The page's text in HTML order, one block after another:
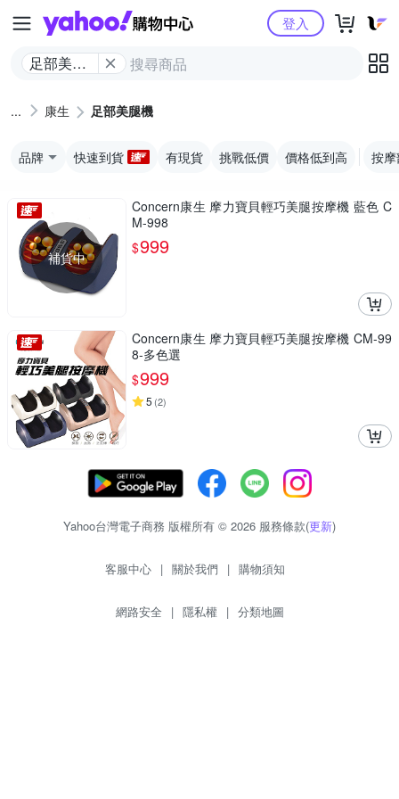
Yahoo購物中心
足部美腿
登入
康生 足部美腿機
品牌 快速到貨 有現貨 挑戰低價 價格低到高 按
補貨中
Concern康生 摩力寶貝輕巧美腿按摩機 藍色 C
M-998
$999
Concern康生 摩力寶貝輕巧美腿按摩機 CM-99
8-多色選
$999
5 (2)
Yahoo台灣電子商務 版權所有 © 2026 服務條款(更新)
客服中心 | 關於我們 | 購物須知
網路安全 | 隱私權 | 分類地圖